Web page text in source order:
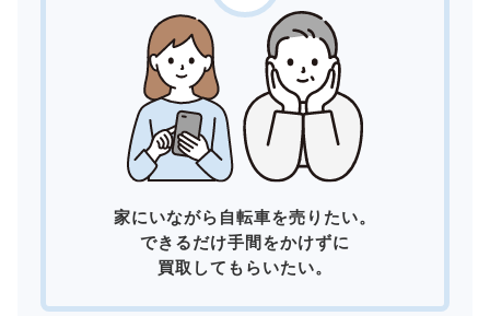
家にいながら自転車を売りたい。
できるだけ手間をかけずに
買取してもらいたい。